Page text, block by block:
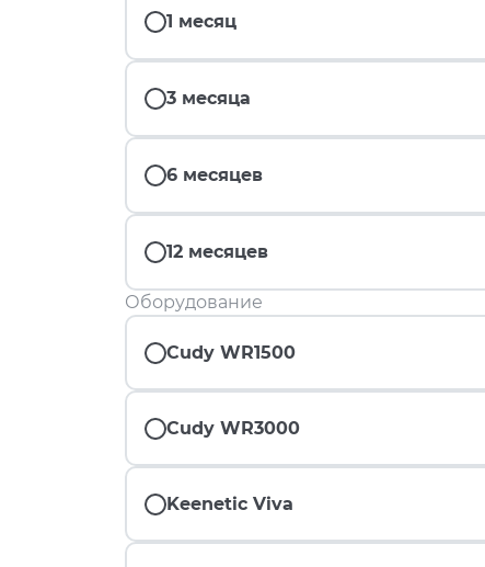
1 месяц
3 месяца
6 месяцев
12 месяцев
Оборудование
Cudy WR1500
Cudy WR3000
Keenetic Viva